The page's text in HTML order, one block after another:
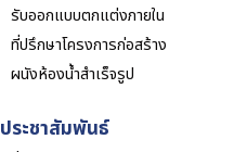
รับออกแบบตกแต่งภายใน
ที่ปรึกษาโครงการก่อสร้าง
ผนังห้องน้ำสำเร็จรูป
ประชาสัมพันธ์